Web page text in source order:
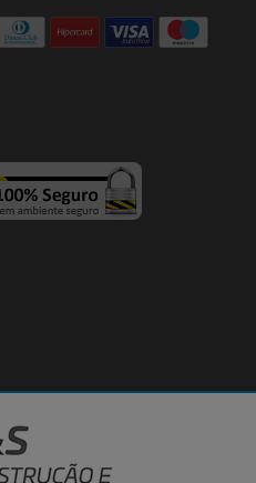
LTDA - 03.340.442/0001-75